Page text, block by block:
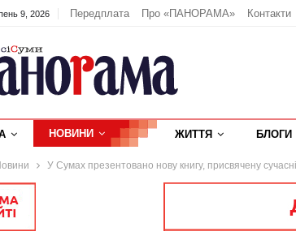
9, 2026 Передплата Про «ПАНОРАМА» Контакти
НОВИНИ ЖИТТЯ БЛОГИ
У Сумах презентовано нову книгу, присвячену сучасній